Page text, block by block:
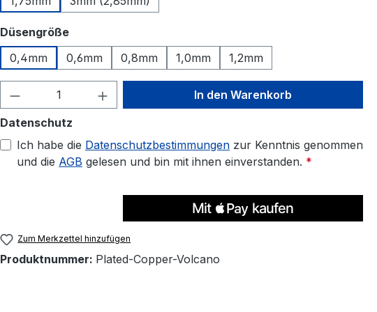
Düsengrößeauswählen
0,4mm
0,6mm 0,8mm 1,0mm 1,2mm
Produkt Anzahl: Gib den gewünschten Wert
In den Warenkorb
Datenschutz
Ich habe die Datenschutzbestimmungen zur Kenntnis genommen
und die AGB gelesen und bin mit ihnen einverstanden. *
Zum Merkzettel hinzufügen
Produktnummer: Plated-Copper-Volcano